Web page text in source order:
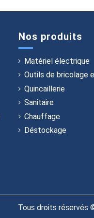
Nos produits
Matériel électrique
Outils de bricolage
Quincaillerie
Sanitaire
Chauffage
Déstockage
Tous droits réservés